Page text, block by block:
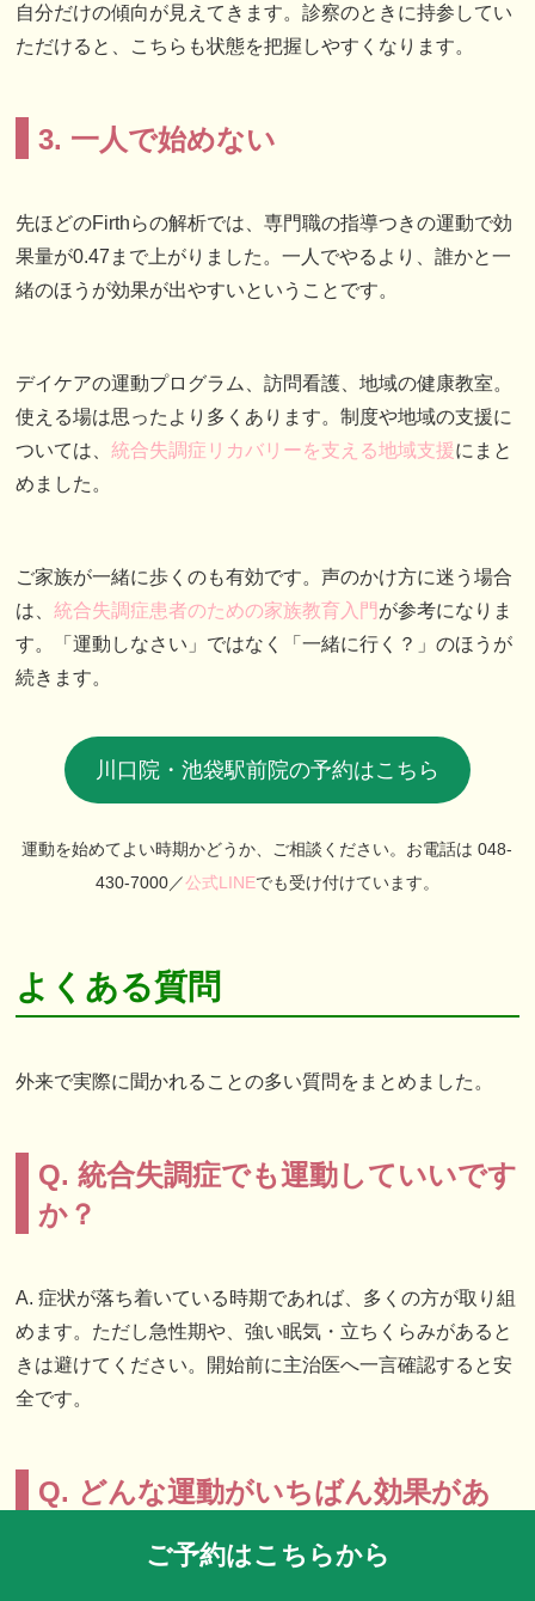
自分だけの傾向が見えてきます。診察のときに持参してい
ただけると、こちらも状態を把握しやすくなります。
3. 一人で始めない
先ほどのFirthらの解析では、専門職の指導つきの運動で効
果量が0.47まで上がりました。一人でやるより、誰かと一
緒のほうが効果が出やすいということです。
デイケアの運動プログラム、訪問看護、地域の健康教室。
使える場は思ったより多くあります。制度や地域の支援に
ついては、統合失調症リカバリーを支える地域支援にまと
めました。
ご家族が一緒に歩くのも有効です。声のかけ方に迷う場合
は、統合失調症患者のための家族教育入門が参考になりま
す。「運動しなさい」ではなく「一緒に行く？」のほうが
続きます。
川口院・池袋駅前院の予約はこちら
運動を始めてよい時期かどうか、ご相談ください。お電話は 048-
430-7000／公式LINEでも受け付けています。
よくある質問
外来で実際に聞かれることの多い質問をまとめました。
Q. 統合失調症でも運動していいです
か？
A. 症状が落ち着いている時期であれば、多くの方が取り組
めます。ただし急性期や、強い眠気・立ちくらみがあると
きは避けてください。開始前に主治医へ一言確認すると安
全です。
Q. どんな運動がいちばん効果があ
ご予約はこちらから